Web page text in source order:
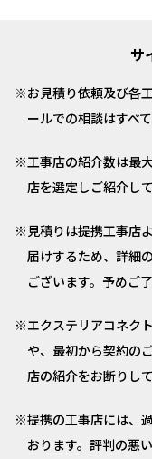
サ
お見積り依頼及び各
ールでの相談はすべ
工事店の紹介数は最
店を選定しご紹介して
見積りは提携工事店
届けするため、詳細
ございます。予めご
エクステリアコネク
や、最初から契約の
店の紹介をお断りして
提携の工事店には、
おります。評判の悪